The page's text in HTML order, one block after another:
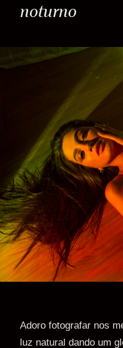
noturno
Adoro fotografar nos
luz natural dando um